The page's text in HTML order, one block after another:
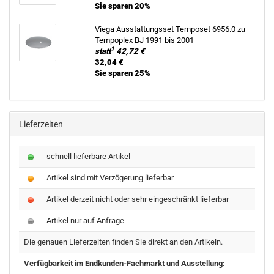
Sie sparen 20%
Viega Aus­stat­tungs­set Tem­po­set 6956.0 zu
Tem­po­plex BJ 1991 bis 2001
statt142,72 €
32,04 €
Sie sparen 25%
Lieferzeiten
schnell lieferbare Artikel
Artikel sind mit Verzögerung lieferbar
Artikel derzeit nicht oder sehr eingeschränkt lieferbar
Artikel nur auf Anfrage
Die genauen Lieferzeiten finden Sie direkt an den Artikeln.
Verfügbarkeit im Endkunden-Fachmarkt und Ausstellung: